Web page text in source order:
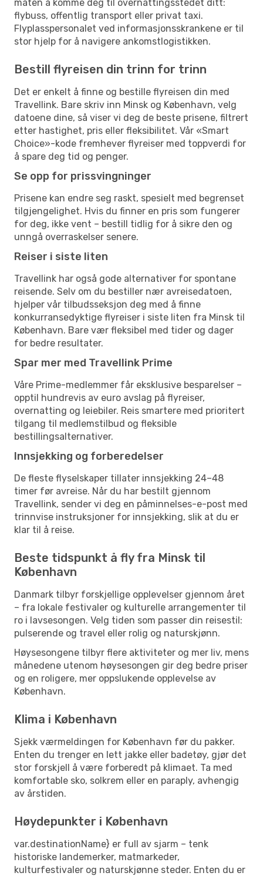
måten å komme deg til overnattingsstedet ditt:
flybuss, offentlig transport eller privat taxi.
Flyplasspersonalet ved informasjonsskrankene er til
stor hjelp for å navigere ankomstlogistikken.
Bestill flyreisen din trinn for trinn
Det er enkelt å finne og bestille flyreisen din med
Travellink. Bare skriv inn Minsk og København, velg
datoene dine, så viser vi deg de beste prisene, filtrert
etter hastighet, pris eller fleksibilitet. Vår «Smart
Choice»-kode fremhever flyreiser med toppverdi for
å spare deg tid og penger.
Se opp for prissvingninger
Prisene kan endre seg raskt, spesielt med begrenset
tilgjengelighet. Hvis du finner en pris som fungerer
for deg, ikke vent – bestill tidlig for å sikre den og
unngå overraskelser senere.
Reiser i siste liten
Travellink har også gode alternativer for spontane
reisende. Selv om du bestiller nær avreisedatoen,
hjelper vår tilbudsseksjon deg med å finne
konkurransedyktige flyreiser i siste liten fra Minsk til
København. Bare vær fleksibel med tider og dager
for bedre resultater.
Spar mer med Travellink Prime
Våre Prime-medlemmer får eksklusive besparelser –
opptil hundrevis av euro avslag på flyreiser,
overnatting og leiebiler. Reis smartere med prioritert
tilgang til medlemstilbud og fleksible
bestillingsalternativer.
Innsjekking og forberedelser
De fleste flyselskaper tillater innsjekking 24–48
timer før avreise. Når du har bestilt gjennom
Travellink, sender vi deg en påminnelses-e-post med
trinnvise instruksjoner for innsjekking, slik at du er
klar til å reise.
Beste tidspunkt å fly fra Minsk til
København
Danmark tilbyr forskjellige opplevelser gjennom året
– fra lokale festivaler og kulturelle arrangementer til
ro i lavsesongen. Velg tiden som passer din reisestil:
pulserende og travel eller rolig og naturskjønn.
Høysesongene tilbyr flere aktiviteter og mer liv, mens
månedene utenom høysesongen gir deg bedre priser
og en roligere, mer oppslukende opplevelse av
København.
Klima i København
Sjekk værmeldingen for København før du pakker.
Enten du trenger en lett jakke eller badetøy, gjør det
stor forskjell å være forberedt på klimaet. Ta med
komfortable sko, solkrem eller en paraply, avhengig
av årstiden.
Høydepunkter i København
var.destinationName} er full av sjarm – tenk
historiske landemerker, matmarkeder,
kulturfestivaler og naturskjønne steder. Enten du er